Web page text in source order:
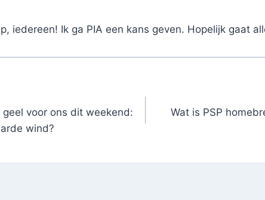
iedereen! Ik ga PIA een kans geven. Hopelijk gaat
voor ons dit weekend:
wind?
Wat is PSP